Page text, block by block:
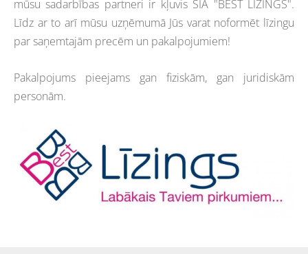
mūsu sadarbības partneri ir kļuvis SIA "BEST LĪZINGS".
Līdz ar to arī mūsu uzņēmumā Jūs varat noformēt līzingu
par saņemtajām precēm un pakalpojumiem!
Pakalpojums pieejams gan fiziskām, gan juridiskām
personām.